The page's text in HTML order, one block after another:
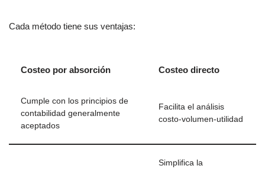
Cada método tiene sus ventajas:
Costeo por absorción Costeo directo
Cumple con los principios de
contabilidad generalmente
aceptados
Facilita el análisis
costo-volumen-utilidad
Simplifica la